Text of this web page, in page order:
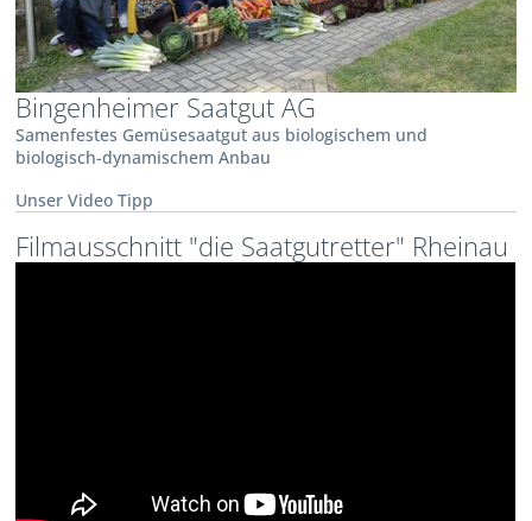
Bingenheimer Saatgut AG
Samenfestes Gemüsesaatgut aus biologischem und
biologisch-dynamischem Anbau
Unser Video Tipp
Filmausschnitt "die Saatgutretter" Rheinau